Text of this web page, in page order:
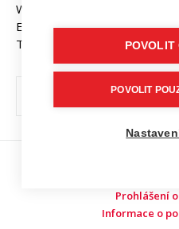
Web:
E-mail:fekt-info@vut.cz
Tel: +420 541 141 111
Prohlášení
Informace o
POVOLIT
POVOLIT